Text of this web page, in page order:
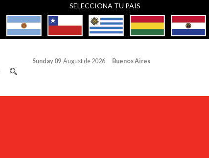
SELECCIONA TU PAIS
Sunday 09 August de 2026
Buenos Aires